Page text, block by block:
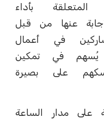
المتعلقة بأداء
عنها من قبل
في أعمال
يُسهم في تمكين
على بصيرة
على مدار الساعة